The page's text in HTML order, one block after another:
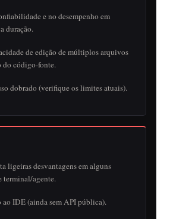
e no desempenho em
duração.
de edição de múltiplos arquivos
do código-fonte.
dobrado (verifique os limites atuais).
ligeiras desvantagens em alguns
terminal/agente.
ao IDE (ainda sem API pública).